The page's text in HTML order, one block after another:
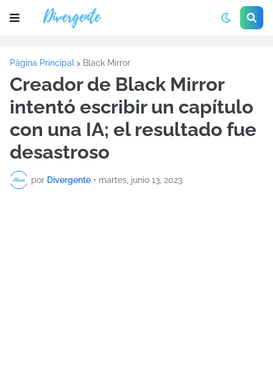
Página Principal Black Mirror
Creador de Black Mirror
intentó escribir un capítulo
con una IA; el resultado fue
desastroso
por Divergente • martes, junio 13, 2023